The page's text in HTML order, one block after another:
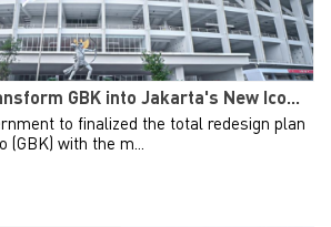
GBK into Jakarta's New Ico...
to finalized the total redesign plan
with the m...